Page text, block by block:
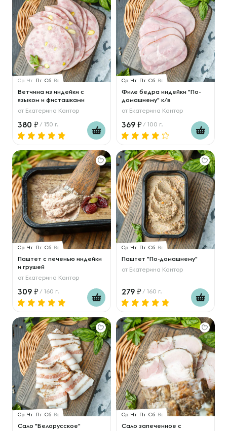
Ср Чт Пт Сб Вс
Ветчина из индейки с
языком и фисташками
от Екатерина Кантор
380 / 150 г.
Ср Чт Пт Сб Вс
Филе бедра индейки "По-
домашнему" к/в
от Екатерина Кантор
369 / 100 г.
Ср Чт Пт Сб Вс
Паштет с печенью индейки
и грушей
от Екатерина Кантор
309 / 160 г.
Ср Чт Пт Сб Вс
Паштет "По-домашнему"
от Екатерина Кантор
279 / 160 г.
Ср Чт Пт Сб Вс
Сало "Белорусское"
Ср Чт Пт Сб Вс
Сало запеченное с